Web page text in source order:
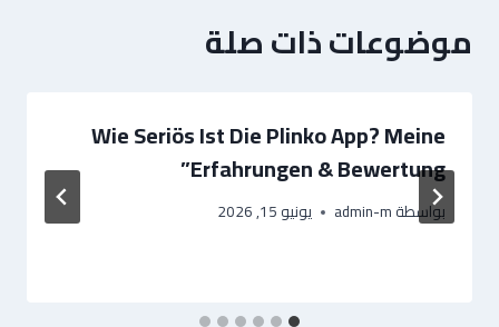
موضوعات ذات صلة
Wie Seriös Ist Die Plinko App? Meine
Erfahrungen & Bewertung”
بواسطةadmin-m يونيو 15, 2026